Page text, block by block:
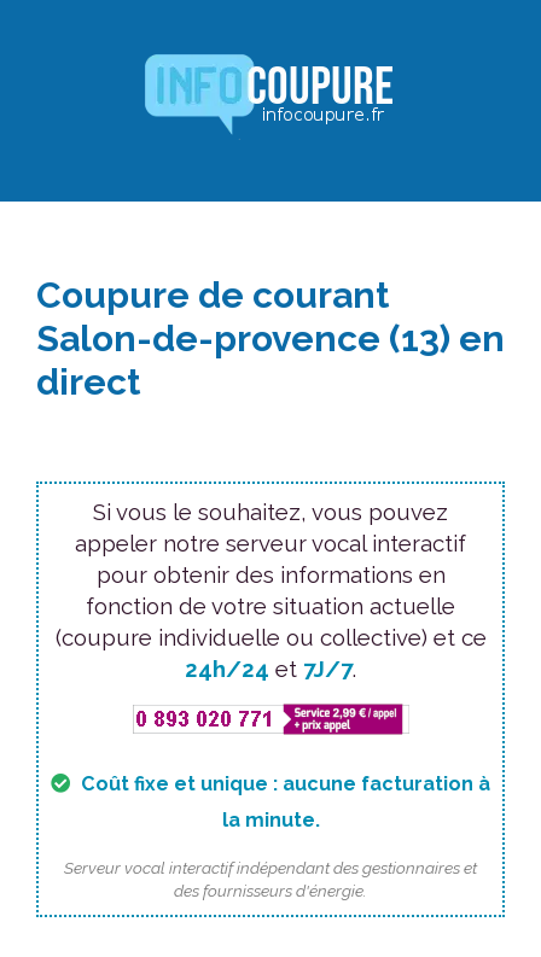
Coupure de courant
Salon-de-provence (13) en
direct
Si vous le souhaitez, vous pouvez
appeler notre serveur vocal interactif
pour obtenir des informations en
fonction de votre situation actuelle
(coupure individuelle ou collective) et ce
24h/24 et 7J/7.
Coût fixe et unique : aucune facturation à
la minute.
Serveur vocal interactif indépendant des gestionnaires et
des fournisseurs d'énergie.